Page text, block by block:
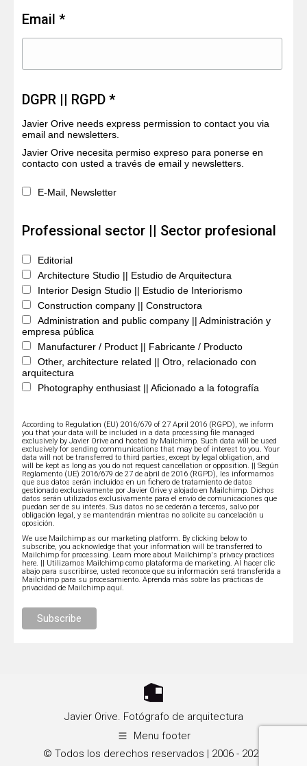
Email *
DGPR || RGPD *
Javier Orive needs express permission to contact you via
email and newsletters.
Javier Orive necesita permiso expreso para ponerse en
contacto con usted a través de email y newsletters.
E-Mail, Newsletter
Professional sector || Sector profesional
Editorial
Architecture Studio || Estudio de Arquitectura
Interior Design Studio || Estudio de Interiorismo
Construction company || Constructora
Administration and public company || Administración y
empresa pública
Manufacturer / Product || Fabricante / Producto
Other, architecture related || Otro, relacionado con
arquitectura
Photography enthusiast || Aficionado a la fotografía
According to Regulation (EU) 2016/679 of 27 April 2016 (RGPD), we inform
you that your data will be included in a data processing file managed
exclusively by Javier Orive and hosted by Mailchimp. Such data will be used
exclusively for sending communications that may be of interest to you. Your
data will not be transferred to third parties, except by legal obligation, and
will be kept as long as you do not request cancellation or opposition. || Según
Reglamento (UE) 2016/679 de 27 de abril de 2016 (RGPD), les informamos
que sus datos serán incluidos en un fichero de tratamiento de datos
gestionado exclusivamente por Javier Orive y alojado en Mailchimp. Dichos
datos serán utilizados exclusivamente para el envío de comunicaciones que
puedan ser de su interés. Sus datos no se cederán a terceros, salvo por
obligación legal, y se mantendrán mientras no solicite su cancelación u
oposición.
We use Mailchimp as our marketing platform. By clicking below to
subscribe, you acknowledge that your information will be transferred to
Mailchimp for processing. Learn more about Mailchimp's privacy practices
here. || Utilizamos Mailchimp como plataforma de marketing. Al hacer clic
abajo para suscribirse, usted reconoce que su información será transferida a
Mailchimp para su procesamiento.Aprenda más sobre las prácticas de
privacidad de Mailchimp aquí.
Javier Orive. Fotógrafo de arquitectura
Menu footer
© Todos los derechos reservados | 2006 - 2026